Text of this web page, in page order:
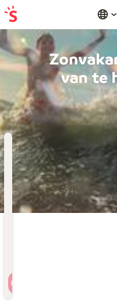
van te
Bestemming
Kies bestemming
Wanneer
Vertrekdatum
Hoelang